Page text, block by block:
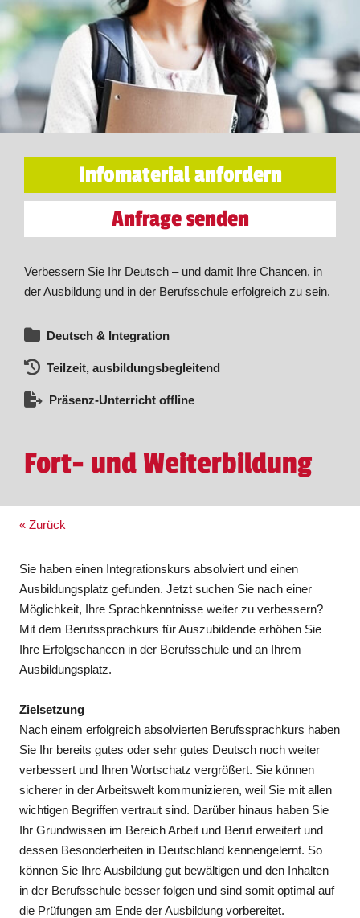
Infomaterial anfordern
Anfrage senden
Verbessern Sie Ihr Deutsch – und damit Ihre Chancen, in
der Ausbildung und in der Berufsschule erfolgreich zu sein.
Deutsch & Integration
Teilzeit, ausbildungsbegleitend
Präsenz-Unterricht offline
Fort- und Weiterbildung
« Zurück
Sie haben einen Integrationskurs absolviert und einen
Ausbildungsplatz gefunden. Jetzt suchen Sie nach einer
Möglichkeit, Ihre Sprachkenntnisse weiter zu verbessern?
Mit dem Berufssprachkurs für Auszubildende erhöhen Sie
Ihre Erfolgschancen in der Berufsschule und an Ihrem
Ausbildungsplatz.
Zielsetzung
Nach einem erfolgreich absolvierten Berufssprachkurs haben
Sie Ihr bereits gutes oder sehr gutes Deutsch noch weiter
verbessert und Ihren Wortschatz vergrößert. Sie können
sicherer in der Arbeitswelt kommunizieren, weil Sie mit allen
wichtigen Begriffen vertraut sind. Darüber hinaus haben Sie
Ihr Grundwissen im Bereich Arbeit und Beruf erweitert und
dessen Besonderheiten in Deutschland kennengelernt. So
können Sie Ihre Ausbildung gut bewältigen und den Inhalten
in der Berufsschule besser folgen und sind somit optimal auf
die Prüfungen am Ende der Ausbildung vorbereitet.